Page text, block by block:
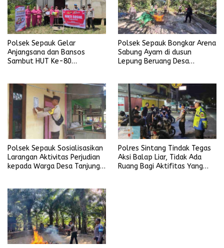
Polsek Sepauk Gelar
Anjangsana dan Bansos
Sambut HUT Ke-80
Polsek Sepauk Bongkar Arena
Sabung Ayam di dusun
Lepung Beruang Desa
Polsek Sepauk Sosialisasikan
Larangan Aktivitas Perjudian
kepada Warga Desa Tanjung
Polres Sintang Tindak Tegas
Aksi Balap Liar, Tidak Ada
Ruang Bagi Aktifitas Yang